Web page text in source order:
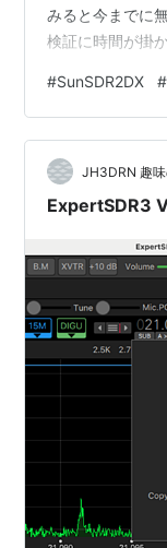
みると今までに
検証に時間が掛
的に言うと、E-
ォーマットが変
て新たに作成す
てはメモを残す
が良いと思う。
#SunSDR2DX #
JH3DRN 趣
ExpertSDR3